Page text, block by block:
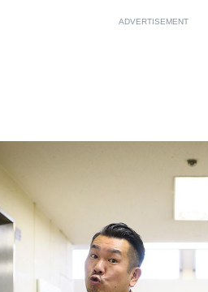
ADVERTISEMENT